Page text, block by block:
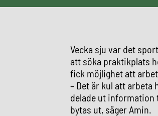
Vecka sju var det
att söka praktikplats
fick möjlighet att
– Det är kul att arbeta
delade ut information
bytas ut, säger Amin.